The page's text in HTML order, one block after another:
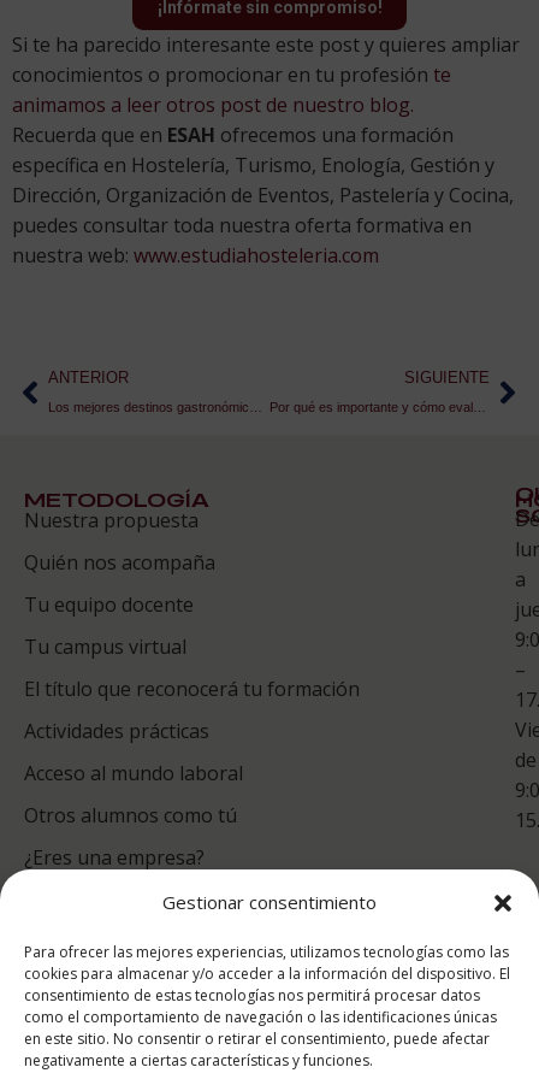
Gestionar consentimiento
Para ofrecer las mejores experiencias, utilizamos tecnologías como las
cookies para almacenar y/o acceder a la información del dispositivo. El
consentimiento de estas tecnologías nos permitirá procesar datos
como el comportamiento de navegación o las identificaciones únicas
en este sitio. No consentir o retirar el consentimiento, puede afectar
negativamente a ciertas características y funciones.
¡Infórmate sin compromiso!
Si te ha parecido interesante este post y quieres ampliar
conocimientos o promocionar en tu profesión te
animamos a leer otros post de nuestro blog.
Recuerda que en ESAH ofrecemos una formación
específica en Hostelería, Turismo, Enología, Gestión y
Dirección, Organización de Eventos, Pastelería y Cocina,
puedes consultar toda nuestra oferta formativa en
nuestra web: www.estudiahosteleria.com
ANTERIOR SIGUIENTE
Por qué es importante y cómo evaluar eventos
METODOLOGÍA
Nuestra propuesta
Quién nos acompaña
Tu equipo docente
Tu campus virtual
El título que reconocerá tu formación
Actividades prácticas
Acceso al mundo laboral
Otros alumnos como tú
¿Eres una empresa?
Te
De
a
–
de
puntuación para ESAH
9.2/10
basado en1332
Valoraciones soportado por
eKomi